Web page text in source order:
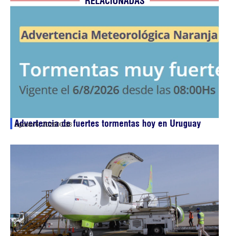
Advertencia de fuertes tormentas hoy en Uruguay
agosto 6, 202600:38